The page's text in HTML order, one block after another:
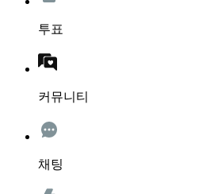
투표
커뮤니티
채팅